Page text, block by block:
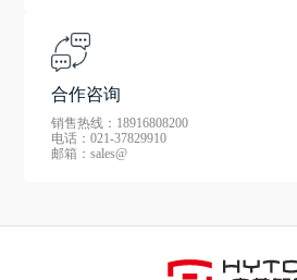
合作咨询
销售热线：18916808200
电话：021-37829910
邮箱：sales@